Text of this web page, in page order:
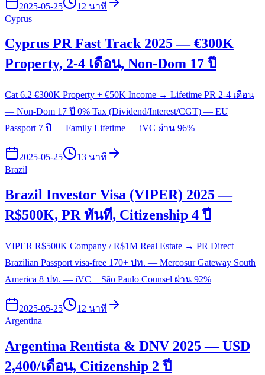
2025-05-25
12 นาที
Cyprus
Cyprus PR Fast Track 2025 — €300K
Property, 2-4 เดือน, Non-Dom 17 ปี
Cat 6.2 €300K Property + €50K Income → Lifetime PR 2-4 เดือน
— Non-Dom 17 ปี 0% Tax (Dividend/Interest/CGT) — EU
Passport 7 ปี — Family Lifetime — iVC ผ่าน 96%
2025-05-25
13 นาที
Brazil
Brazil Investor Visa (VIPER) 2025 —
R$500K, PR ทันที, Citizenship 4 ปี
VIPER R$500K Company / R$1M Real Estate → PR Direct —
Brazilian Passport visa-free 170+ ปท. — Mercosur Gateway South
America 8 ปท. — iVC + São Paulo Counsel ผ่าน 92%
2025-05-25
12 นาที
Argentina
Argentina Rentista & DNV 2025 — USD
2,400/เดือน, Citizenship 2 ปี